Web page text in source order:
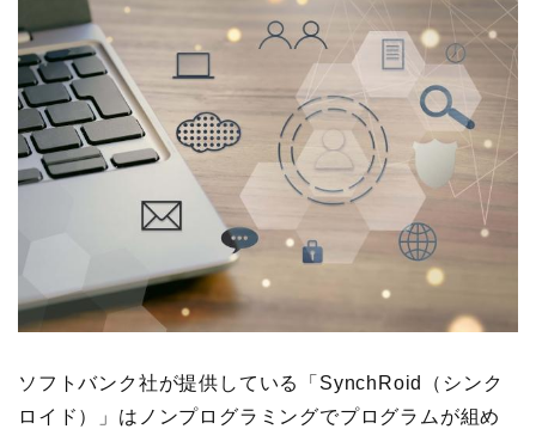
ソフトバンク社が提供している「SynchRoid（シンク
ロイド）」はノンプログラミングでプログラムが組め